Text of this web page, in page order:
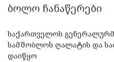
ᲑᲝᲚᲝ ᲩᲐᲜᲐᲬᲔᲠᲔᲑᲘ
საქართველოს
სამშობლოს ღალატის და
დაიწყო